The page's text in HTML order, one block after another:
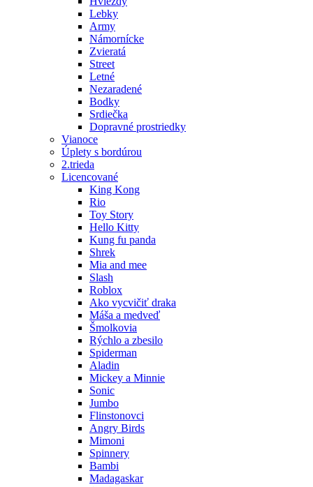
Lebky
Army
Námornícke
Zvieratá
Street
Letné
Nezaradené
Bodky
Srdiečka
Dopravné prostriedky
Vianoce
Úplety s bordúrou
2.trieda
Licencované
King Kong
Rio
Toy Story
Hello Kitty
Kung fu panda
Shrek
Mia and mee
Slash
Roblox
Ako vycvičiť draka
Máša a medveď
Šmolkovia
Rýchlo a zbesilo
Spiderman
Aladin
Mickey a Minnie
Sonic
Jumbo
Flinstonovci
Angry Birds
Mimoni
Spinnery
Bambi
Madagaskar